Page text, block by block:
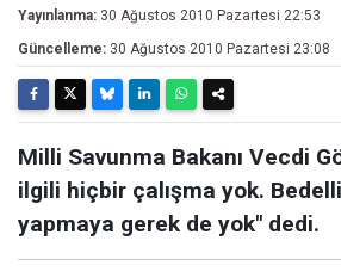
Yayınlanma: 30 Ağustos 2010 Pazartesi 22:53
Güncelleme: 30 Ağustos 2010 Pazartesi 23:08
Milli Savunma Bakanı Vecdi
ilgili hiçbir çalışma yok.
yapmaya gerek de yok" dedi.